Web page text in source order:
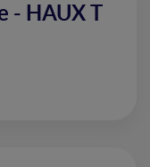
- HAUX T